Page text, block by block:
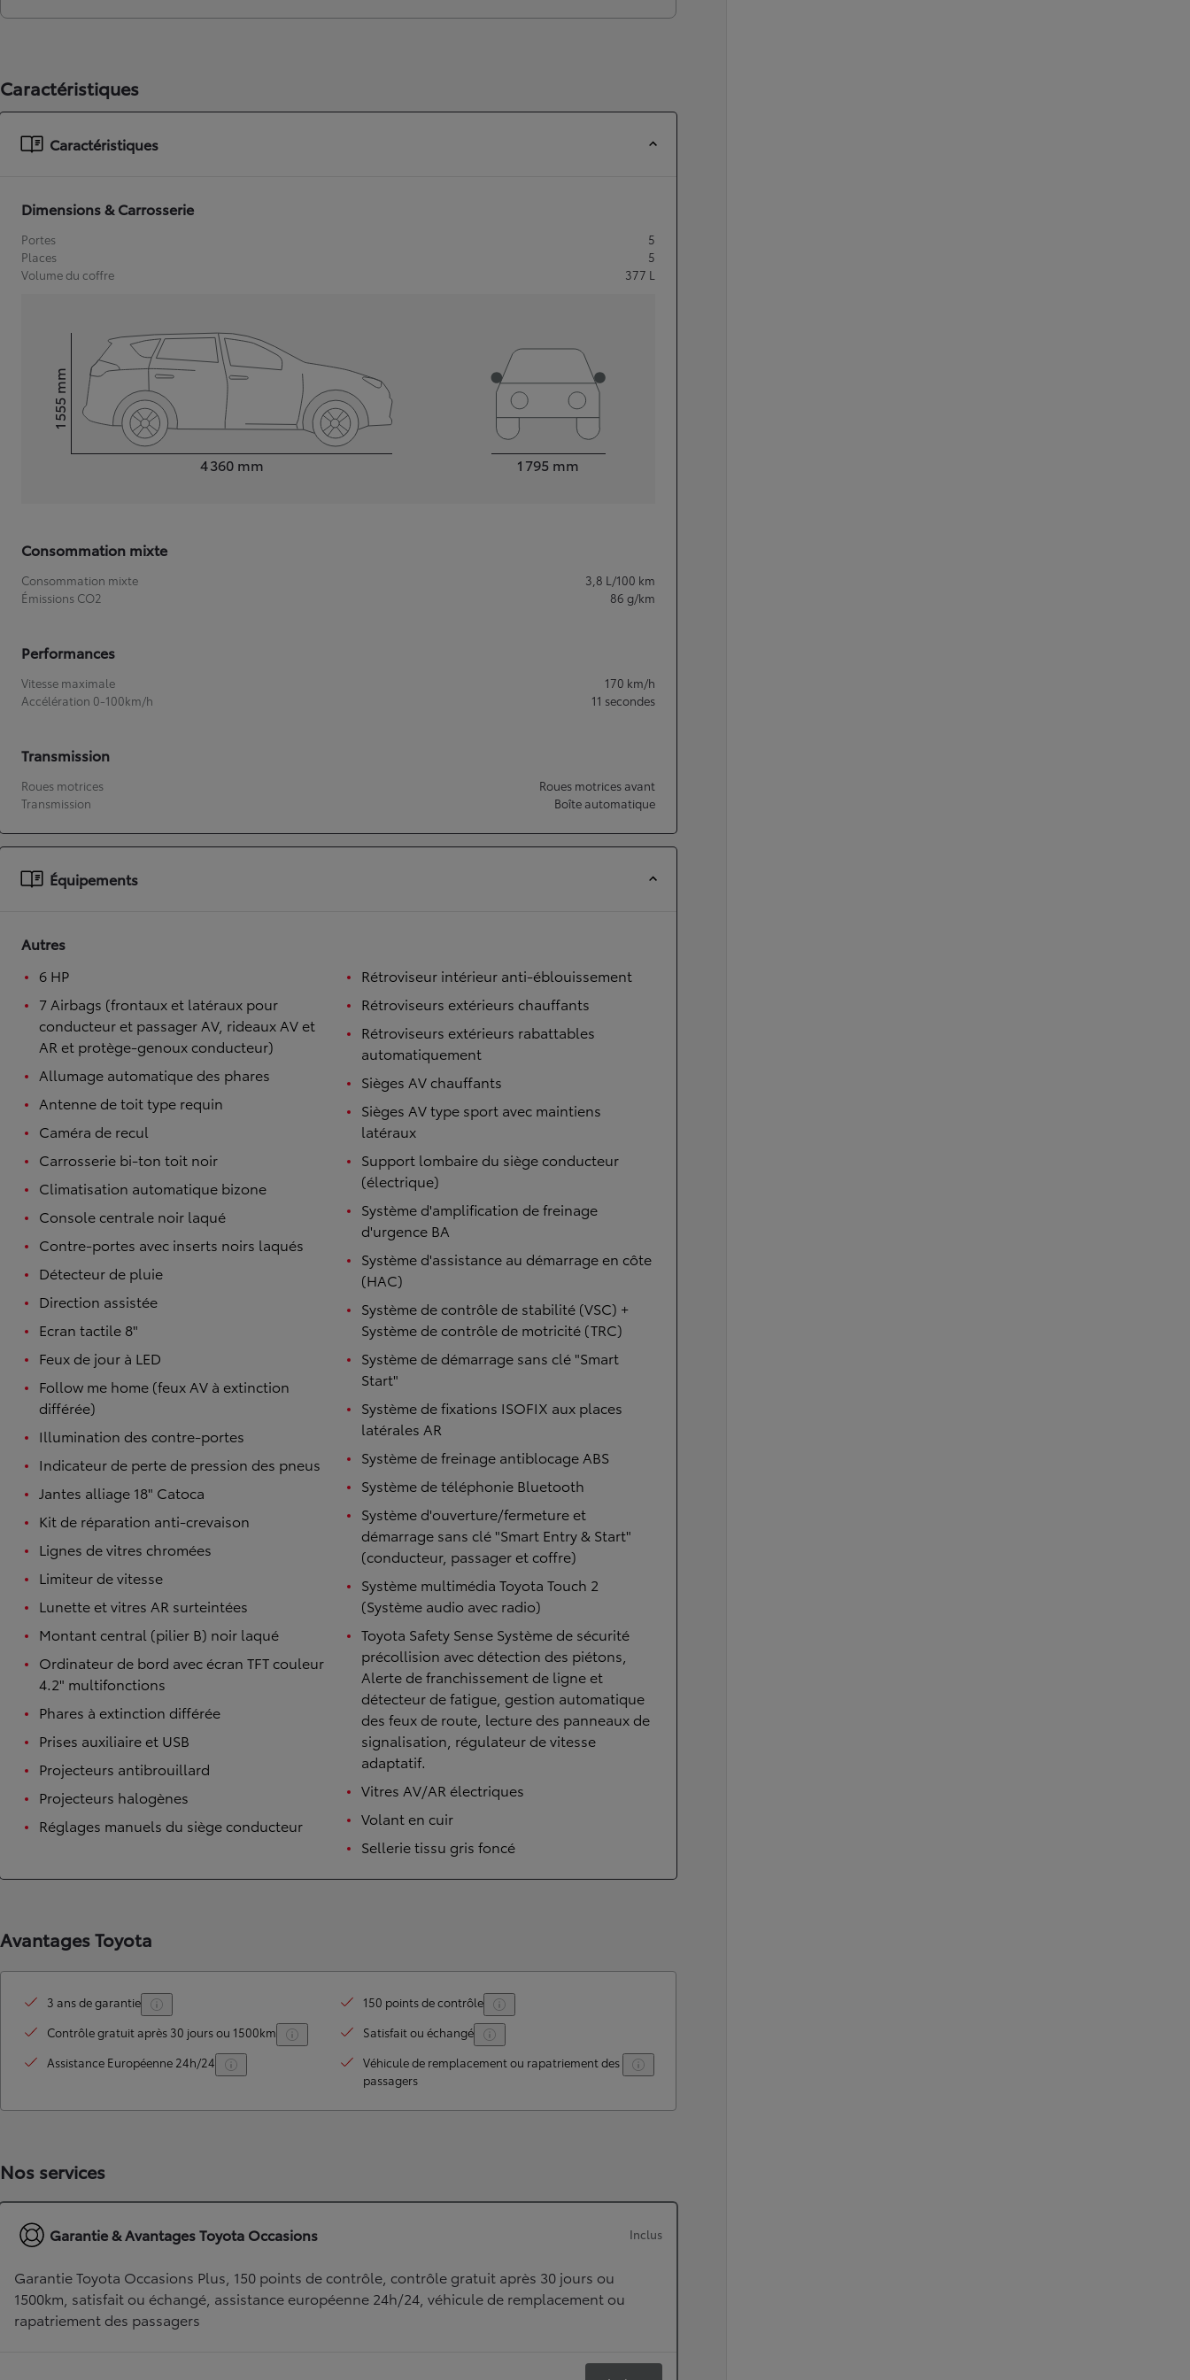
Nouvelle Yaris Cross
Disponible prochainement
Disponible rapidement
Caractéristiques
Caractéristiques
Dimensions & Carrosserie
Portes
5
Places
5
Volume du coffre
377 L
4 360 mm
Hauteur1 555
mm
1 795 mm
Consommation mixte
Consommation mixte 3,8 L/100 km
Émissions CO2
86 g/km
Performances
Vitesse maximale 170 km/h
Accélération 0-100km/h
11 secondes
Transmission
Roues motrices
Roues motrices avant
Transmission
Boîte automatique
Équipements
Autres
6 HP
7 Airbags (frontaux et latéraux pour
conducteur et passager AV, rideaux AV et
AR et protège-genoux conducteur)
Allumage automatique des phares
Antenne de toit type requin
Caméra de recul
Carrosserie bi-ton toit noir
Climatisation automatique bizone
Console centrale noir laqué
Contre-portes avec inserts noirs laqués
Détecteur de pluie
Direction assistée
Ecran tactile 8"
Feux de jour à LED
Follow me home (feux AV à extinction
différée)
Illumination des contre-portes
Indicateur de perte de pression des pneus
Jantes alliage 18" Catoca
Kit de réparation anti-crevaison
Lignes de vitres chromées
Limiteur de vitesse
Lunette et vitres AR surteintées
Montant central (pilier B) noir laqué
Ordinateur de bord avec écran TFT couleur
4.2" multifonctions
Phares à extinction différée
Prises auxiliaire et USB
Projecteurs antibrouillard
Projecteurs halogènes
Réglages manuels du siège conducteur
Rétroviseur intérieur anti-éblouissement
Rétroviseurs extérieurs chauffants
Rétroviseurs extérieurs rabattables
automatiquement
Sièges AV chauffants
Sièges AV type sport avec maintiens
latéraux
Support lombaire du siège conducteur
(électrique)
Système d'amplification de freinage
d'urgence BA
Système d'assistance au démarrage en côte
(HAC)
Système de contrôle de stabilité (VSC) +
Système de contrôle de motricité (TRC)
Système de démarrage sans clé "Smart
Start"
Système de fixations ISOFIX aux places
latérales AR
Système de freinage antiblocage ABS
Système de téléphonie Bluetooth
Système d'ouverture/fermeture et
démarrage sans clé "Smart Entry & Start"
(conducteur, passager et coffre)
Système multimédia Toyota Touch 2
(Système audio avec radio)
Toyota Safety Sense Système de sécurité
précollision avec détection des piétons,
Alerte de franchissement de ligne et
détecteur de fatigue, gestion automatique
des feux de route, lecture des panneaux de
signalisation, régulateur de vitesse
adaptatif.
Vitres AV/AR électriques
Volant en cuir
Sellerie tissu gris foncé
Avantages Toyota
3 ans de garantie
150 points de contrôle
Contrôle gratuit après 30 jours ou 1500km
Satisfait ou échangé
Assistance Européenne 24h/24
Véhicule de remplacement ou rapatriement des
passagers
Nos services
Garantie & Avantages Toyota Occasions Inclus
Garantie Toyota Occasions Plus, 150 points de contrôle, contrôle gratuit après 30 jours ou
1500km, satisfait ou échangé, assistance européenne 24h/24, véhicule de remplacement ou
rapatriement des passagers